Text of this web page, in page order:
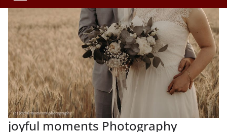
joyful moments Photography